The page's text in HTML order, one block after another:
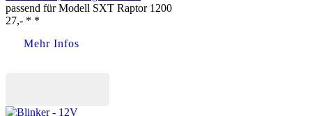
passend für Modell SXT Raptor 1200
27,- * *
Mehr Infos